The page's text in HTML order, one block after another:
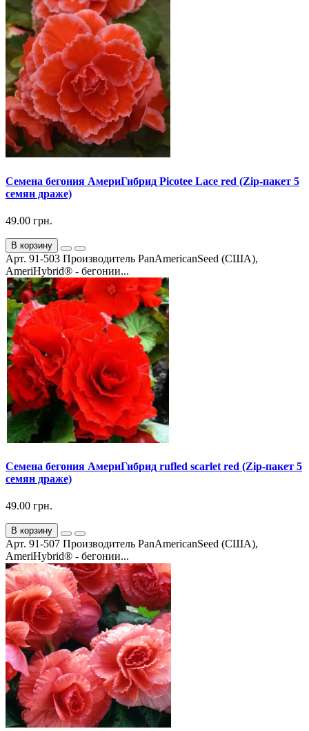
Семена бегония АмериГибрид Picotee Lace red (Zip-пакет 5
семян драже)
49.00 грн.
В корзину
Арт. 91-503 Производитель PanAmericanSeed (США),
AmeriHybrid® - бегонии...
Семена бегония АмериГибрид rufled scarlet red (Zip-пакет 5
семян драже)
49.00 грн.
В корзину
Арт. 91-507 Производитель PanAmericanSeed (США),
AmeriHybrid® - бегонии...